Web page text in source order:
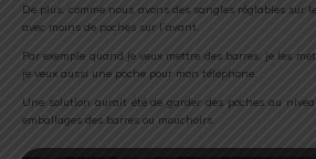
De plus, comme nous avons des sangles réglables sur
avec moins de poches sur l’avant.
Par exemple quand je veux mettre des barres, je les
je veux aussi une poche pour mon téléphone.
Une solution aurait été de garder des poches au
emballages des barres ou mouchoirs.